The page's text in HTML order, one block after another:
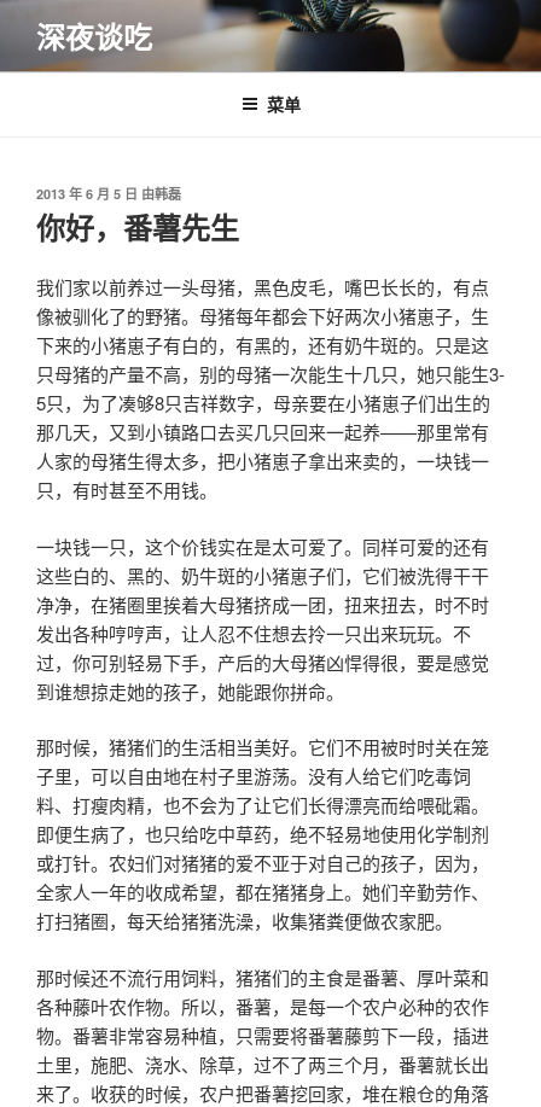
内
深夜谈吃
菜单
发
布
于
2013 年 6 月 5 日 由韩磊
你好，番薯先生
我们家以前养过一头母猪，黑色皮毛，嘴巴长长的，有点
像被驯化了的野猪。母猪每年都会下好两次小猪崽子，生
下来的小猪崽子有白的，有黑的，还有奶牛斑的。只是这
只母猪的产量不高，别的母猪一次能生十几只，她只能生3-
5只，为了凑够8只吉祥数字，母亲要在小猪崽子们出生的
那几天，又到小镇路口去买几只回来一起养——那里常有
人家的母猪生得太多，把小猪崽子拿出来卖的，一块钱一
只，有时甚至不用钱。
一块钱一只，这个价钱实在是太可爱了。同样可爱的还有
这些白的、黑的、奶牛斑的小猪崽子们，它们被洗得干干
净净，在猪圈里挨着大母猪挤成一团，扭来扭去，时不时
发出各种哼哼声，让人忍不住想去拎一只出来玩玩。不
过，你可别轻易下手，产后的大母猪凶悍得很，要是感觉
到谁想掠走她的孩子，她能跟你拼命。
那时候，猪猪们的生活相当美好。它们不用被时时关在笼
子里，可以自由地在村子里游荡。没有人给它们吃毒饲
料、打瘦肉精，也不会为了让它们长得漂亮而给喂砒霜。
即便生病了，也只给吃中草药，绝不轻易地使用化学制剂
或打针。农妇们对猪猪的爱不亚于对自己的孩子，因为，
全家人一年的收成希望，都在猪猪身上。她们辛勤劳作、
打扫猪圈，每天给猪猪洗澡，收集猪粪便做农家肥。
那时候还不流行用饲料，猪猪们的主食是番薯、厚叶菜和
各种藤叶农作物。所以，番薯，是每一个农户必种的农作
物。番薯非常容易种植，只需要将番薯藤剪下一段，插进
土里，施肥、浇水、除草，过不了两三个月，番薯就长出
来了。收获的时候，农户把番薯挖回家，堆在粮仓的角落